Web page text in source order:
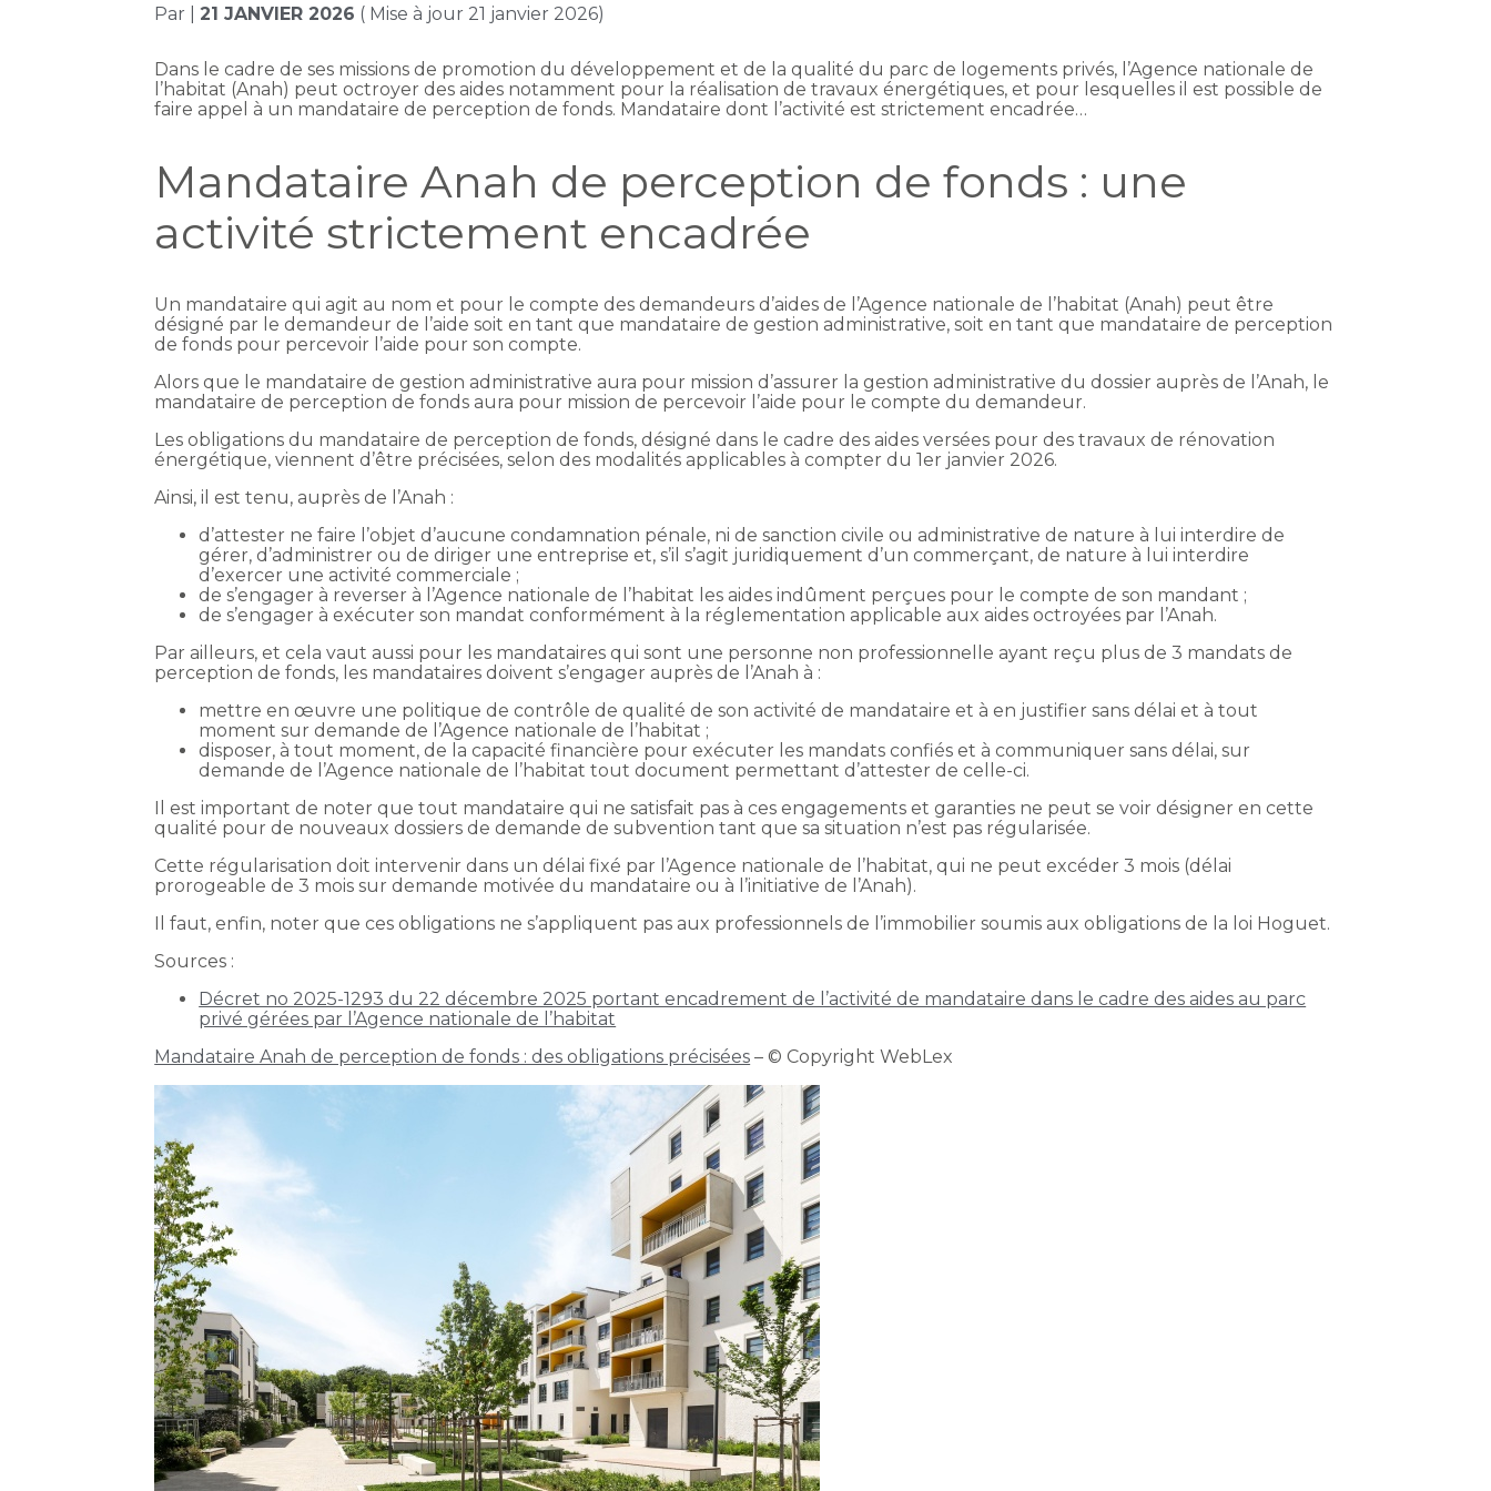
Par |21 JANVIER 2026 ( Mise à jour 21 janvier 2026)
Dans le cadre de ses missions de promotion du développement et de la qualité du parc de logements privés, l’Agence nationale de
l’habitat (Anah) peut octroyer des aides notamment pour la réalisation de travaux énergétiques, et pour lesquelles il est possible de
faire appel à un mandataire de perception de fonds. Mandataire dont l’activité est strictement encadrée…
Mandataire Anah de perception de fonds : une
activité strictement encadrée
Un mandataire qui agit au nom et pour le compte des demandeurs d’aides de l’Agence nationale de l’habitat (Anah) peut être
désigné par le demandeur de l’aide soit en tant que mandataire de gestion administrative, soit en tant que mandataire de perception
de fonds pour percevoir l’aide pour son compte.
Alors que le mandataire de gestion administrative aura pour mission d’assurer la gestion administrative du dossier auprès de l’Anah, le
mandataire de perception de fonds aura pour mission de percevoir l’aide pour le compte du demandeur.
Les obligations du mandataire de perception de fonds, désigné dans le cadre des aides versées pour des travaux de rénovation
énergétique, viennent d’être précisées, selon des modalités applicables à compter du 1er janvier 2026.
Ainsi, il est tenu, auprès de l’Anah :
d’attester ne faire l’objet d’aucune condamnation pénale, ni de sanction civile ou administrative de nature à lui interdire de
gérer, d’administrer ou de diriger une entreprise et, s’il s’agit juridiquement d’un commerçant, de nature à lui interdire
d’exercer une activité commerciale ;
de s’engager à reverser à l’Agence nationale de l’habitat les aides indûment perçues pour le compte de son mandant ;
de s’engager à exécuter son mandat conformément à la réglementation applicable aux aides octroyées par l’Anah.
Par ailleurs, et cela vaut aussi pour les mandataires qui sont une personne non professionnelle ayant reçu plus de 3 mandats de
perception de fonds, les mandataires doivent s’engager auprès de l’Anah à :
mettre en œuvre une politique de contrôle de qualité de son activité de mandataire et à en justifier sans délai et à tout
moment sur demande de l’Agence nationale de l’habitat ;
disposer, à tout moment, de la capacité financière pour exécuter les mandats confiés et à communiquer sans délai, sur
demande de l’Agence nationale de l’habitat tout document permettant d’attester de celle-ci.
Il est important de noter que tout mandataire qui ne satisfait pas à ces engagements et garanties ne peut se voir désigner en cette
qualité pour de nouveaux dossiers de demande de subvention tant que sa situation n’est pas régularisée.
Cette régularisation doit intervenir dans un délai fixé par l’Agence nationale de l’habitat, qui ne peut excéder 3 mois (délai
prorogeable de 3 mois sur demande motivée du mandataire ou à l’initiative de l’Anah).
Il faut, enfin, noter que ces obligations ne s’appliquent pas aux professionnels de l’immobilier soumis aux obligations de la loi Hoguet.
Sources :
Décret no 2025-1293 du 22 décembre 2025 portant encadrement de l’activité de mandataire dans le cadre des aides au parc
privé gérées par l’Agence nationale de l’habitat
Mandataire Anah de perception de fonds : des obligations précisées – © Copyright WebLex